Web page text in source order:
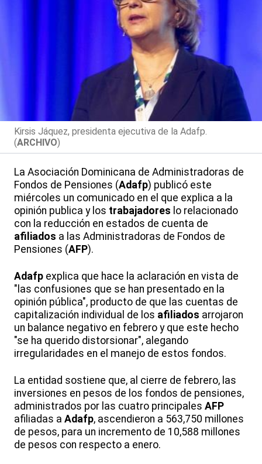
Kirsis Jáquez, presidenta ejecutiva de la Adafp.
(ARCHIVO)
La Asociación Dominicana de Administradoras de
Fondos de Pensiones (Adafp) publicó este
miércoles un comunicado en el que explica a la
opinión publica y los trabajadores lo relacionado
con la reducción en estados de cuenta de
afiliados a las Administradoras de Fondos de
Pensiones (AFP).
Adafp explica que hace la aclaración en vista de
"las confusiones que se han presentado en la
opinión pública", producto de que las cuentas de
capitalización individual de los afiliados arrojaron
un balance negativo en febrero y que este hecho
"se ha querido distorsionar", alegando
irregularidades en el manejo de estos fondos.
La entidad sostiene que, al cierre de febrero, las
inversiones en pesos de los fondos de pensiones,
administrados por las cuatro principales AFP
afiliadas a Adafp, ascendieron a 563,750 millones
de pesos, para un incremento de 10,588 millones
de pesos con respecto a enero.